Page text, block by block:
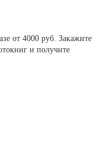
от 4000 руб. Закажите
и получите